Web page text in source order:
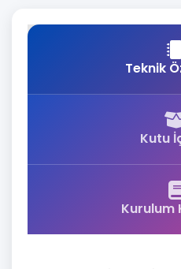
Teknik
Kutu
Kurulum